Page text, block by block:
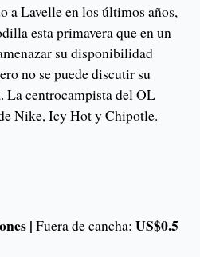
a Lavelle en los últimos años,
esta primavera que en un
su disponibilidad
no se puede discutir su
La centrocampista del OL
Nike, Icy Hot y Chipotle.
| Fuera de cancha: US$0.5